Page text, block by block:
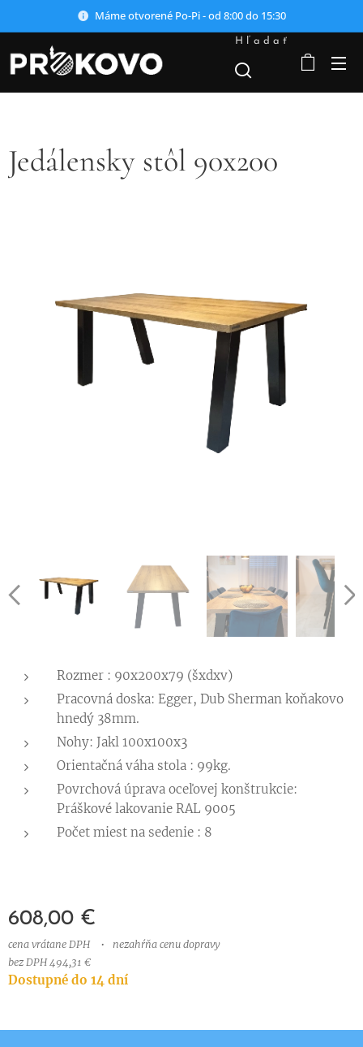
Máme otvorené Po-Pi - od 8:00 do 15:30
Hľadať
Jedálensky stôl 90x200
Rozmer : 90x200x79 (šxdxv)
Pracovná doska: Egger, Dub Sherman koňakovo
hnedý 38mm.
Nohy: Jakl 100x100x3
Orientačná váha stola : 99kg.
Povrchová úprava oceľovej konštrukcie:
Práškové lakovanie RAL 9005
Počet miest na sedenie : 8
608,00 €
cena vrátane DPH
nezahŕňa cenu dopravy
bez DPH 494,31 €
Dostupné do 14 dní